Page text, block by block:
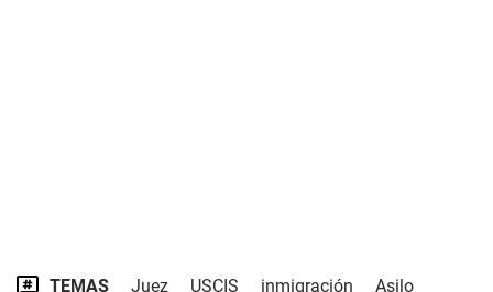
TEMAS Juez USCIS inmigración Asilo